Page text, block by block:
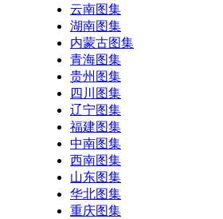
云南图集
湖南图集
内蒙古图集
青海图集
贵州图集
四川图集
辽宁图集
福建图集
中南图集
西南图集
山东图集
华北图集
重庆图集